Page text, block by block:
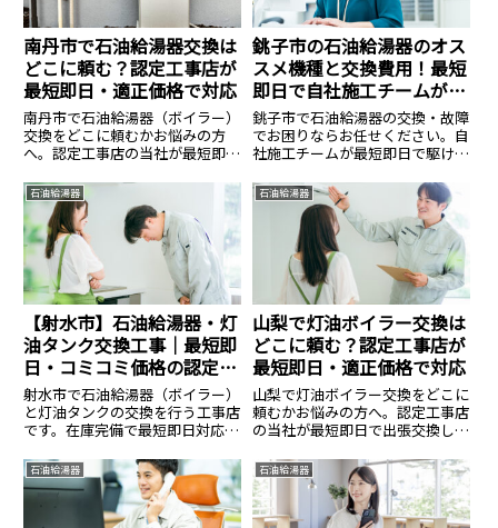
南丹市で石油給湯器交換は
どこに頼む？認定工事店が
最短即日・適正価格で対応
南丹市で石油給湯器（ボイラー）
交換をどこに頼むかお悩みの方
へ。認定工事店の当社が最短即日
フィールの在庫多数。寒冷地特有
の凍結対策も万全に、資格保有者
が工事費込みの適正価格で施工。
見積もり無料。
銚子市の石油給湯器のオス
スメ機種と交換費用！最短
即日で自社施工チームが対
応
銚子市で石油給湯器の交換・故障
でお困りならお任せください。自
社施工チームが最短即日で駆けつ
で一貫対応します。エコフィール
などのオススメ機種や、本体＋標
準工事費込みの明確な費用内訳を
わかりやすく解説。冬の凍結トラ
ブルにも有資格者が安全・確実に
対応します。
石油給湯器
【射水市】石油給湯器・灯
油タンク交換工事｜最短即
日・コミコミ価格の認定施
工店
射水市で石油給湯器（ボイラー）
と灯油タンクの交換を行う工事店
です。在庫完備で最短即日対応。
含めた確実な施工を行います。本
体＋標準工事＋処分費の総額提
示。
石油給湯器
山梨で灯油ボイラー交換は
どこに頼む？認定工事店が
最短即日・適正価格で対応
山梨で灯油ボイラー交換をどこに
頼むかお悩みの方へ。認定工事店
の当社が最短即日で出張交換しま
多数。寒冷地特有の凍結対策も万
全に、資格保有者が工事費込みの
適正価格で施工。見積もり無料。
石油給湯器 石油給湯器